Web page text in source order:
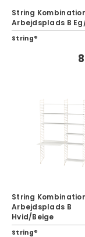
String
Arbejdsplads B
String®
String
Arbejdsplads B
Hvid/Beige
String®